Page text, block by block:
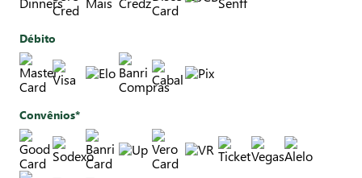
Débito
Convênios*